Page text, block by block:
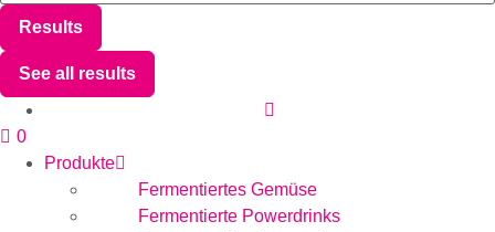
Results
See all results
0
Produkte
Fermentiertes Gemüse
Fermentierte Powerdrinks